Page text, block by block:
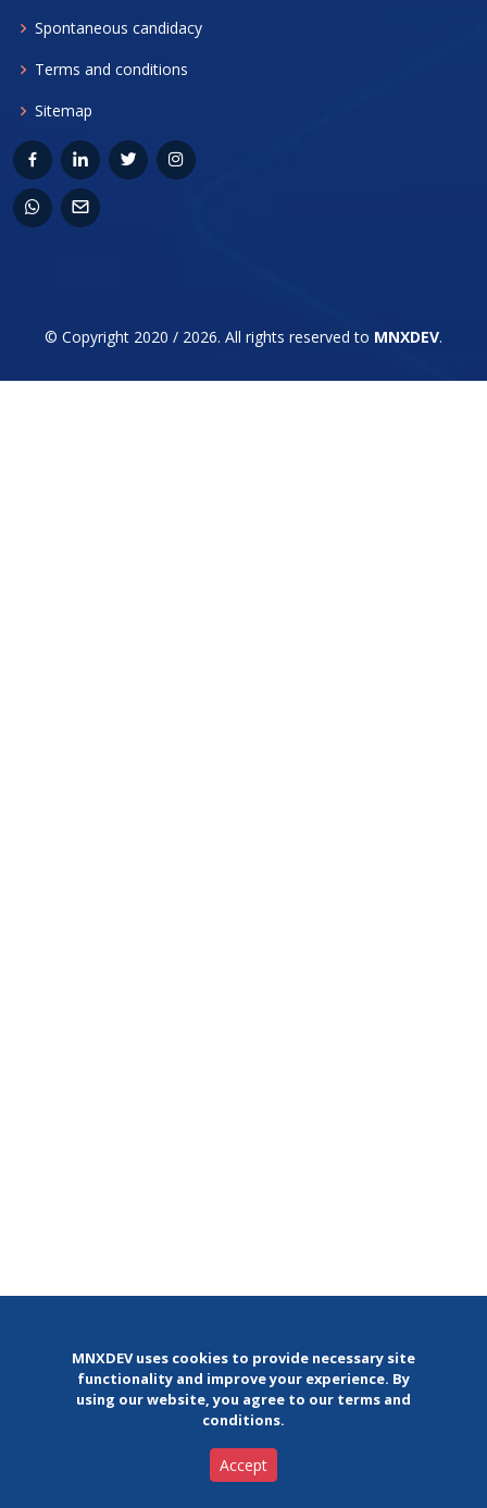
Spontaneous candidacy
Terms and conditions
Sitemap
© Copyright 2020 / 2026. All rights reserved to MNXDEV.
MNXDEV uses cookies to provide necessary site
functionality and improve your experience. By
using our website, you agree to our terms and
conditions.
Accept